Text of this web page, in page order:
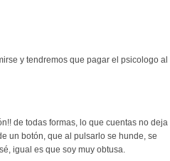
y tendremos que pagar el psicologo al
de todas formas, lo que cuentas no deja
un botón, que al pulsarlo se hunde, se
igual es que soy muy obtusa.